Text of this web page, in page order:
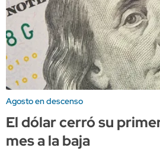
Agosto en descenso
El dólar cerró su
mes a la baja